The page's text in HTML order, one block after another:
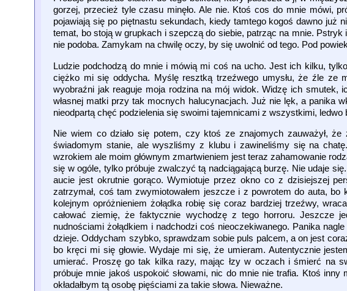
gorzej, przecież tyle czasu minęło. Ale nie. Ktoś cos do mnie mówi,
pojawiają się po piętnastu sekundach, kiedy tamtego kogoś dawno
temat, bo stoją w grupkach i szepczą do siebie, patrząc na mnie.
nie podoba. Zamykam na chwilę oczy, by się uwolnić od tego. Pod
Ludzie podchodzą do mnie i mówią mi coś na ucho. Jest ich kilku,
ciężko mi się oddycha. Myślę resztką trzeźwego umysłu, że źle
wyobraźni jak reaguje moja rodzina na mój widok. Widzę ich smutek,
własnej matki przy tak mocnych halucynacjach. Już nie lęk, a panika
nieodpartą chęć podzielenia się swoimi tajemnicami z wszystkimi, ledwo
Nie wiem co działo się potem, czy ktoś ze znajomych zauważył,
świadomym stanie, ale wyszliśmy z klubu i zawineliśmy się na
wzrokiem ale moim głównym zmartwieniem jest teraz zahamowanie
się w ogóle, tylko próbuje zwalczyć tą nadciągającą burzę. Nie udaje
aucie jest okrutnie gorąco. Wymiotuje przez okno co z dzisiejszej
zatrzymał, coś tam zwymiotowałem jeszcze i z powrotem do auta,
kolejnym opróżnieniem żołądka robię się coraz bardziej trzeźwy,
całować ziemię, że faktycznie wychodzę z tego horroru. Jeszcze
nudnościami żołądkiem i nadchodzi coś nieoczekiwanego. Panika
dzieje. Oddycham szybko, sprawdzam sobie puls palcem, a on jest
bo kręci mi się głowie. Wydaje mi się, że umieram. Autentycznie
umierać. Proszę go tak kilka razy, mając łzy w oczach i śmierć na
próbuje mnie jakoś uspokoić słowami, nic do mnie nie trafia. Ktoś
okładałbym tą osobę pięściami za takie słowa. Nieważne.